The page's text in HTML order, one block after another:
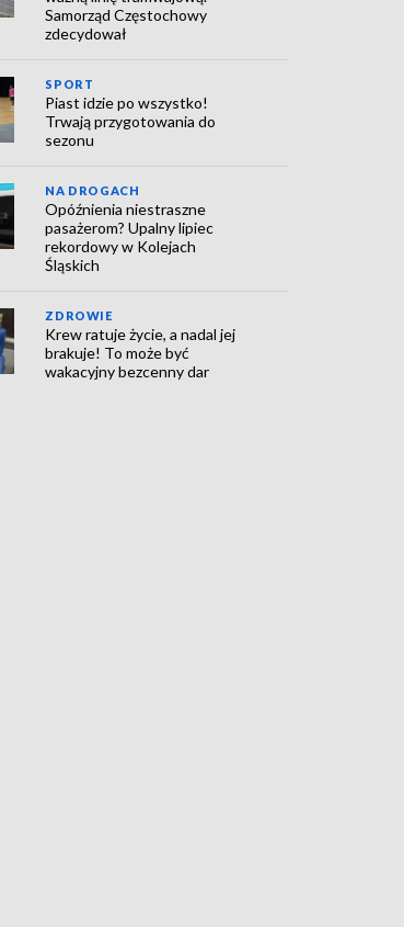
Samorząd Częstochowy
zdecydował
SPORT
Piast idzie po wszystko!
Trwają przygotowania do
sezonu
NA DROGACH
Opóźnienia niestraszne
pasażerom? Upalny lipiec
rekordowy w Kolejach
Śląskich
ZDROWIE
Krew ratuje życie, a nadal jej
brakuje! To może być
wakacyjny bezcenny dar